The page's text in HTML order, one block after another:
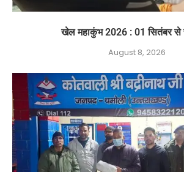
खेल महाकुंभ 2026 : 01 सितंबर से
August 8, 2026